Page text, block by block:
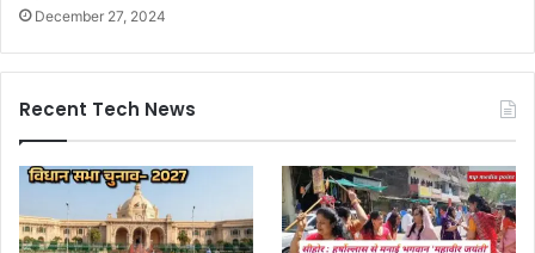
December 27, 2024
Recent Tech News